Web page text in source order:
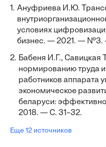
1. Ануфриева И.Ю.
условиях
бизнес. — 2021. — №3.
2. Бабеня И.Г., Савицкая
нормированию труда
работников аппарата
экономическое
беларуси:
2018. — С. 31–32.
Еще 12 источников